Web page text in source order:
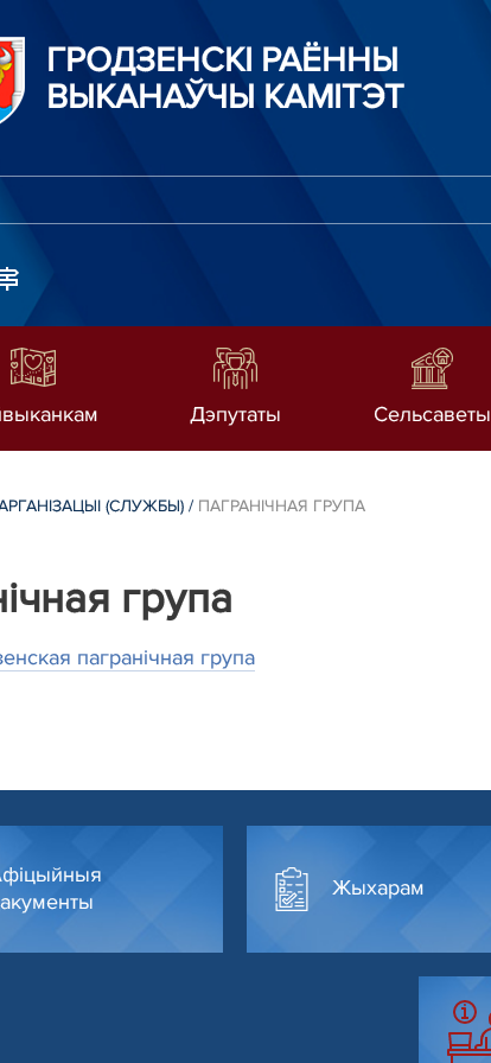
ГРОДЗЕНСКI РАЁННЫ
ВЫКАНАЎЧЫ КАМІТЭТ
Дэпутаты Сельсаветы
(СЛУЖБЫ) / ПАГРАНІЧНАЯ ГРУПА
група
пагранічная група
Жыхарам